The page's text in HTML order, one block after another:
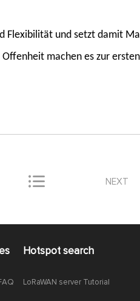
Flexibilität und setzt damit
machen es zur
 NEXT
Hotspot search
LoRaWAN server Tutorial